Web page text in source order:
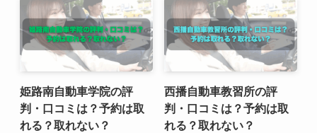
姫路南自動車学院の評
判・口コミは？予約は取
れる？取れない？
西播自動車教習所の評
判・口コミは？予約は取
れる？取れない？